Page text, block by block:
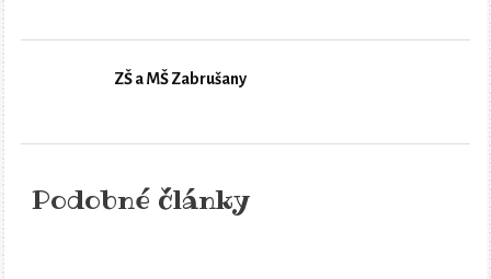
ZŠ a MŠ Zabrušany
Podobné články